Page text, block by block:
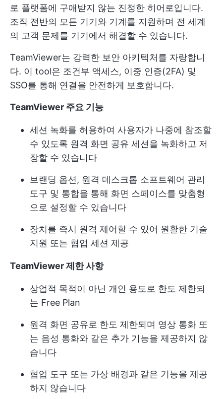
로 플랫폼에 구애받지 않는 진정한 히어로입니다.
조직 전반의 모든 기기와 기계를 지원하며 전 세계
의 고객 문제를 기기에서 해결할 수 있습니다.
TeamViewer는 강력한 보안 아키텍처를 자랑합니
다. 이 tool은 조건부 액세스, 이중 인증(2FA) 및
SSO를 통해 연결을 안전하게 보호합니다.
TeamViewer 주요 기능
세션 녹화를 허용하여 사용자가 나중에 참조할
수 있도록 원격 화면 공유 세션을 녹화하고 저
장할 수 있습니다
브랜딩 옵션, 원격 데스크톱 소프트웨어 관리
도구 및 통합을 통해 화면 스페이스를 맞춤형
으로 설정할 수 있습니다
장치를 즉시 원격 제어할 수 있어 원활한 기술
지원 또는 협업 세션 제공
TeamViewer 제한 사항
상업적 목적이 아닌 개인 용도로 한도 제한되
는 Free Plan
원격 화면 공유로 한도 제한되며 영상 통화 또
는 음성 통화와 같은 추가 기능을 제공하지 않
습니다
협업 도구 또는 가상 배경과 같은 기능을 제공
하지 않습니다